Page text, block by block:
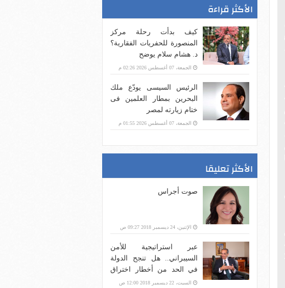
الأكثر قراءة
كيف بدأت رحلة مركز
المنصورة للحفريات الفقارية؟
د. هشام سلام يوضح
الجمعة، 07 أغسطس 2026 02:26 م
الرئيس السيسى يودّع ملك
البحرين بمطار العلمين فى
ختام زيارته لمصر
الجمعة، 07 أغسطس 2026 01:55 م
الأكثر تعليقا
صوت أجراس
الإثنين، 24 ديسمبر 2018 09:27 ص
عبر استراتيجية للأمن
السيبراني.. هل تنجح الدولة
في الحد من أخطار اختراق
بنية الاتصالات؟
السبت، 22 ديسمبر 2018 12:00 ص